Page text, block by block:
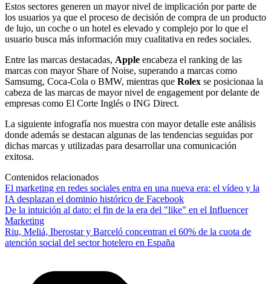
Estos sectores generen un mayor nivel de implicación por parte de
los usuarios ya que el proceso de decisión de compra de un producto
de lujo, un coche o un hotel es elevado y complejo por lo que el
usuario busca más información muy cualitativa en redes sociales.
Entre las marcas destacadas, Apple encabeza el ranking de las
marcas con mayor Share of Noise, superando a marcas como
Samsumg, Coca-Cola o BMW, mientras que Rolex se posicionaa la
cabeza de las marcas de mayor nivel de engagement por delante de
empresas como El Corte Inglés o ING Direct.
La siguiente infografía nos muestra con mayor detalle este análisis
donde además se destacan algunas de las tendencias seguidas por
dichas marcas y utilizadas para desarrollar una comunicación
exitosa.
Contenidos relacionados
El marketing en redes sociales entra en una nueva era: el vídeo y la
IA desplazan el dominio histórico de Facebook
De la intuición al dato: el fin de la era del "like" en el Influencer
Marketing
Riu, Meliá, Iberostar y Barceló concentran el 60% de la cuota de
atención social del sector hotelero en España